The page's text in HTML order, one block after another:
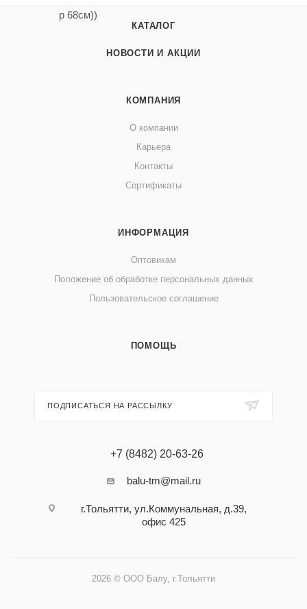
КАТАЛОГ
НОВОСТИ И АКЦИИ
КОМПАНИЯ
О компании
Карьера
Контакты
Сертификаты
ИНФОРМАЦИЯ
Оптовикам
Положение об обработке персональных данных
Пользовательское соглашение
ПОМОЩЬ
ПОДПИСАТЬСЯ НА РАССЫЛКУ
+7 (8482) 20-63-26
balu-tm@mail.ru
г.Тольятти, ул.Коммунальная, д.39,
офис 425
2026 © ООО Балу, г.Тольятти